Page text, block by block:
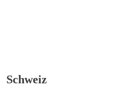
Schweiz